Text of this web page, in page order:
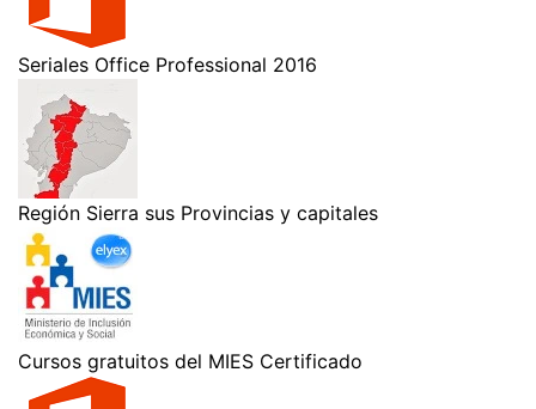
Seriales Office Professional 2016
Región Sierra sus Provincias y capitales
Cursos gratuitos del MIES Certificado